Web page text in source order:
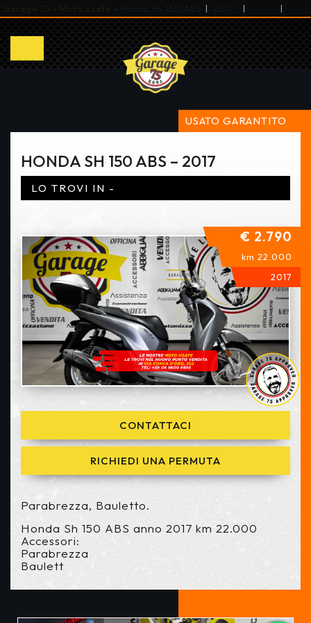
| | |
USATO GARANTITO
HONDA SH 150 ABS – 2017
LO TROVI IN -
€ 2.790
km 22.000
2017
CONTATTACI
RICHIEDI UNA PERMUTA
Parabrezza, Bauletto.
Honda Sh 150 ABS anno 2017 km 22.000
Accessori:
Parabrezza
Baulett